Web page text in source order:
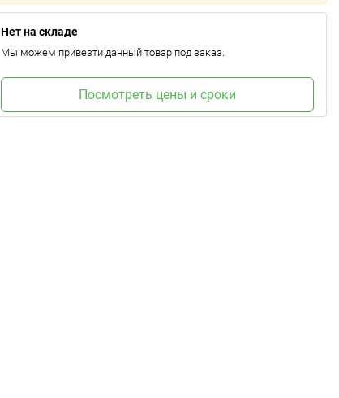
Нет на складе
Мы можем привезти данный товар под заказ.
Посмотреть цены и сроки